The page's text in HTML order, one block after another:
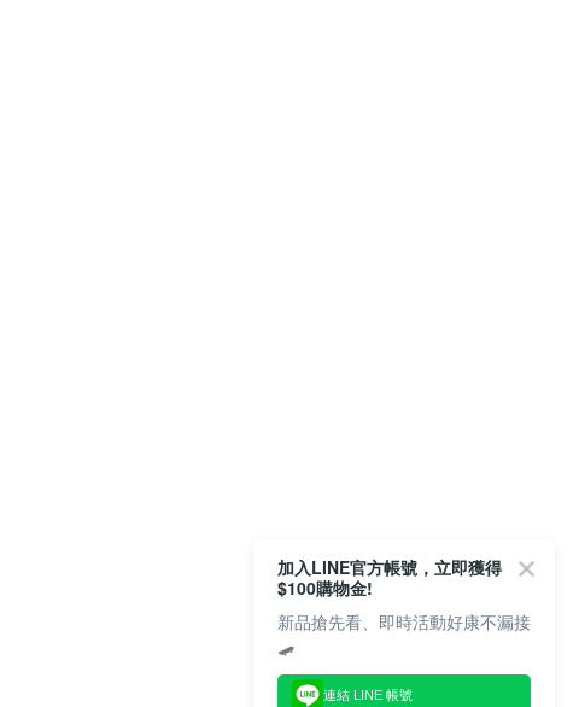
加入LINE官方帳號，立即獲得
$100購物金!
新品搶先看、即時活動好康不漏接
🛹
連結 LINE 帳號